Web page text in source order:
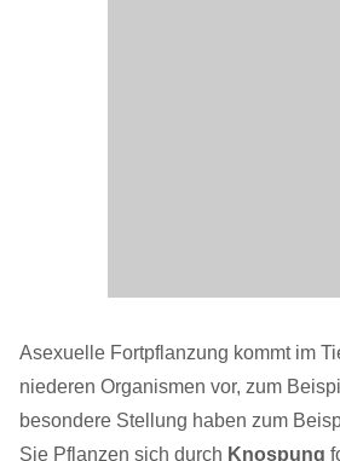
Asexuelle Fortpflanzung kommt im
niederen Organismen vor, zum
besondere Stellung haben zum
Sie Pflanzen sich durch Knospung